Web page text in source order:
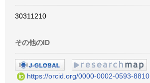
30311210
その他のID
https://orcid.org/0000-0002-0593-8810